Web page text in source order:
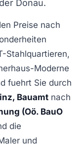
Donau.
Preise nach
Stahlquartieren,
Moderne
fuehrt Sie durch
Bauamt nach
(Oö. BauO
die
und